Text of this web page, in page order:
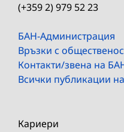
(+359 2) 979 52 23
БАН-Администрация
Връзки с
Контакти/звена на
Всички публикации
Кариери